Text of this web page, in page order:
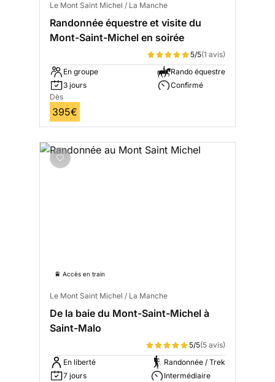
Le Mont Saint Michel / La Manche
Randonnée équestre et visite du
Mont-Saint-Michel en soirée
5/5(1 avis)
En groupe
3 jours
Rando équestre
Confirmé
Dès
395€
🚆 Accès en train
Le Mont Saint Michel / La Manche
De la baie du Mont-Saint-Michel à
Saint-Malo
5/5(5 avis)
En liberté
7 jours
Randonnée / Trek
Intermédiaire